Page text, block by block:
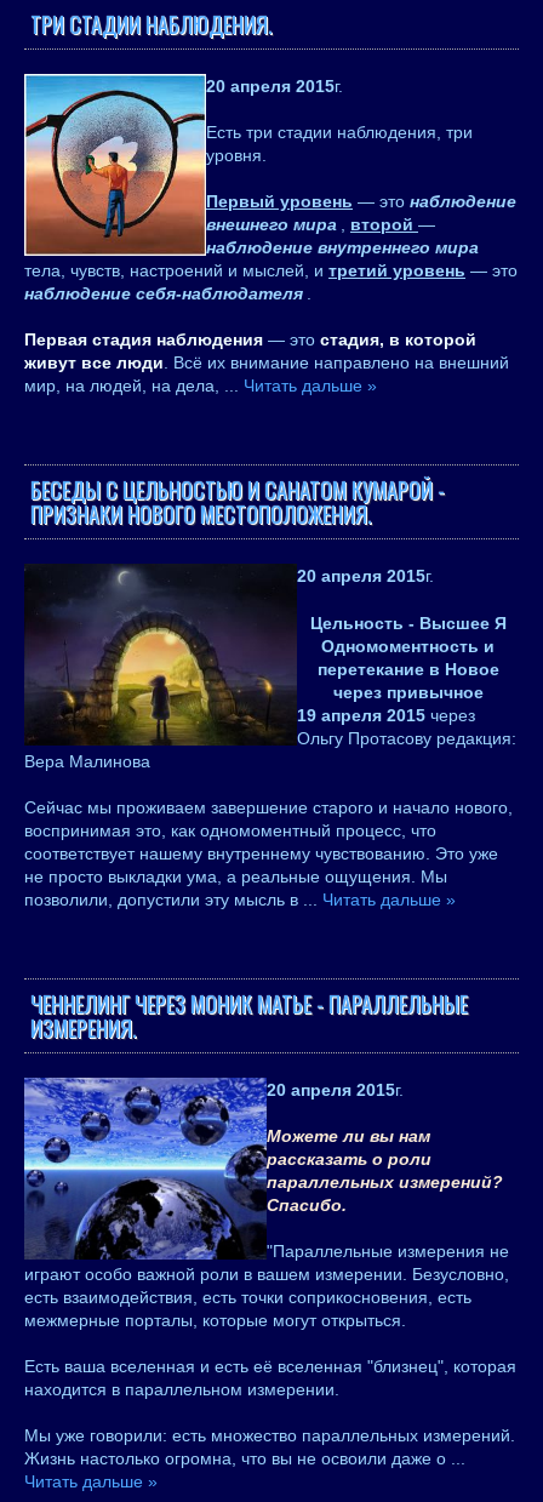
ТРИ СТАДИИ НАБЛЮДЕНИЯ.
20 апреля 2015г.
Есть три стадии наблюдения, три
уровня.
Первый уровень — это наблюдение
внешнего мира
второй —
наблюдение внутреннего мира
тела, чувств, настроений и мыслей, и третий уровень — это
наблюдение себя-наблюдателя
Первая стадия наблюдения — это стадия, в которой
живут все люди . Всё их внимание направлено на внешний
мир, на людей, на дела,
Читать дальше »
БЕСЕДЫ С ЦЕЛЬНОСТЬЮ И САНАТОМ КУМАРОЙ -
ПРИЗНАКИ НОВОГО МЕСТОПОЛОЖЕНИЯ.
20 апреля 2015г.
Цельность - Высшее Я
Одномоментность и
перетекание в Новое
через привычное
19 апреля 2015 через
Ольгу Протасову редакция:
Вера Малинова
Сейчас мы проживаем завершение старого и начало нового,
воспринимая это, как одномоментный процесс, что
соответствует нашему внутреннему чувствованию. Это уже
не просто выкладки ума, а реальные ощущения. Мы
позволили, допустили эту мысль в
Читать дальше »
ЧЕННЕЛИНГ ЧЕРЕЗ МОНИК МАТЬЕ - ПАРАЛЛЕЛЬНЫЕ
ИЗМЕРЕНИЯ.
20 апреля 2015г.
Можете ли вы нам
рассказать о роли
параллельных измерений?
Спасибо.
"Параллельные измерения не
играют особо важной роли в вашем измерении. Безусловно,
есть взаимодействия, есть точки соприкосновения, есть
межмерные порталы, которые могут открыться.
Есть ваша вселенная и есть её вселенная "близнец", которая
находится в параллельном измерении.
Мы уже говорили: есть множество параллельных измерений.
Жизнь настолько огромна, что вы не освоили даже о
Читать дальше »